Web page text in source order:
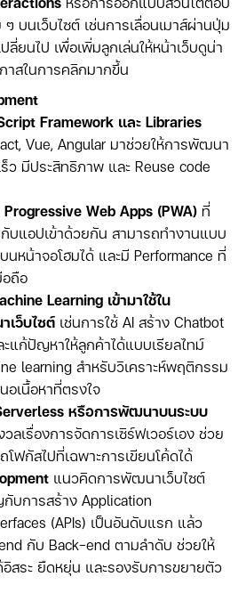
บนเว็บไซต์ เช่นการเลื่อนเมาส์ผ่านปุ่ม
ลี่ยนไป เพื่อเพิ่มลูกเล่นให้หน้าเว็บดูน่า
าสในการคลิกมากขึ้น
Framework และ Libraries
Vue, Angular มาช่วยให้การพัฒนา
ร็ว มีประสิทธิภาพ และ Reuse code
Web Apps (PWA) ที่
บแอปเข้าด้วยกัน สามารถทำงานแบบ
หน้าจอโฮมได้ และมี Performance ที่
ถือ
Learning เข้ามาใช้ใน
เว็บไซต์ เช่นการใช้ AI สร้าง Chatbot
แก้ปัญหาให้ลูกค้าได้แบบเรียลไทม์
learning สำหรับวิเคราะห์พฤติกรรม
อเนื้อหาที่ตรงใจ
หรือการพัฒนาบนระบบ
ลเรื่องการจัดการเซิร์ฟเวอร์เอง ช่วย
ฟกัสไปที่เฉพาะการเขียนโค้ดได้
แนวคิดการพัฒนาเว็บไซต์
บการสร้าง Application
(APIs) เป็นอันดับแรก แล้ว
กับ Back-end ตามลำดับ ช่วยให้
อิสระ ยืดหยุ่น และรองรับการขยายตัว